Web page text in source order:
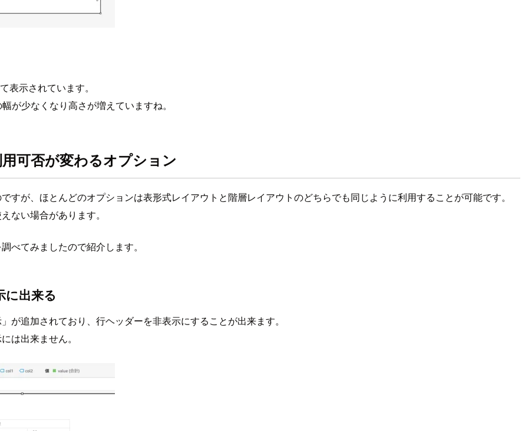
表示されています。
が少なくなり高さが増えていますね。
可否が変わるオプション
すが、ほとんどのオプションは表形式レイアウトと階層レイアウトのどちらでも同じように利用することが可能です。
ない場合があります。
べてみましたので紹介します。
に出来る
追加されており、行ヘッダーを非表示にすることが出来ます。
は出来ません。